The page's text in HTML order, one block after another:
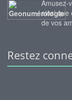
Amusez-
ainsi que
de vos
Restez